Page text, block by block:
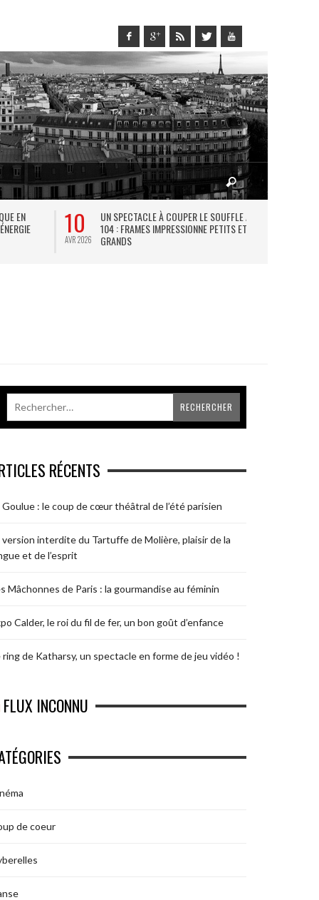
EN
10
AVR 2026
UN SPECTACLE À COUPER LE SOUFFLE AU
104 : FRAMES IMPRESSIONNE PETITS ET
GRANDS
RÉCENTS
Goulue : le coup de cœur théâtral de l’été parisien
version interdite du Tartuffe de Molière, plaisir de la
et de l’esprit
Mâchonnes de Paris : la gourmandise au féminin
Calder, le roi du fil de fer, un bon goût d’enfance
ring de Katharsy, un spectacle en forme de jeu vidéo !
FLUX INCONNU
de coeur